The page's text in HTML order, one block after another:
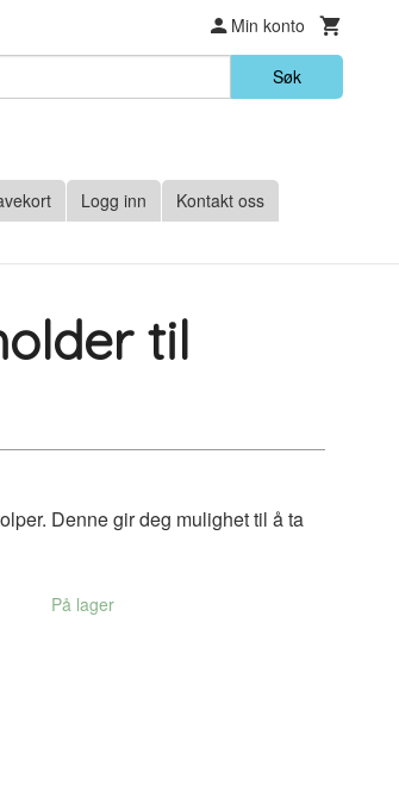
Min konto
Søk
Logg inn Kontakt oss
til
Denne gir deg mulighet til å ta
På lager